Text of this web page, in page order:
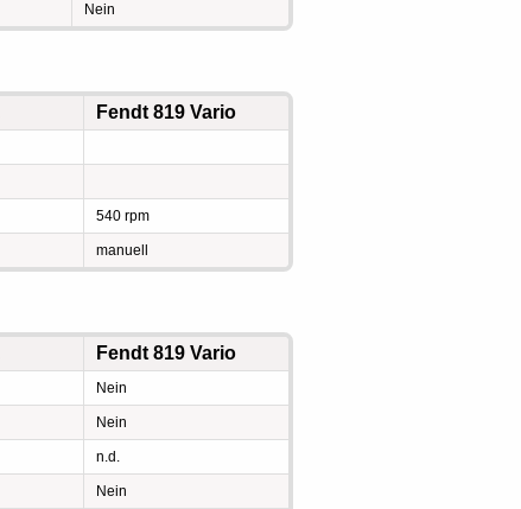
Nein
Fendt 819 Vario
540 rpm
manuell
Fendt 819 Vario
Nein
Nein
n.d.
Nein